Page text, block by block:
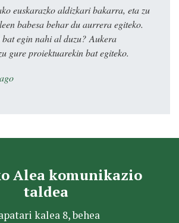
euskarazko aldizkari bakarra, eta zu
babesa behar du aurrera egiteko.
egin nahi al duzu? Aukera
gure proiektuarekin bat egiteko.
Alea komunikazio
taldea
kalea 8, behea